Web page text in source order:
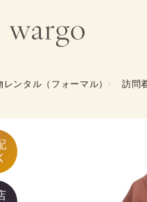
レンタル（フォーマル） 訪問